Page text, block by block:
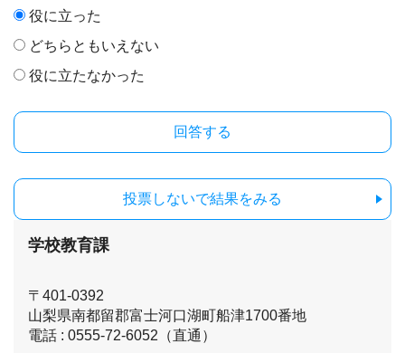
役に立った
どちらともいえない
役に立たなかった
投票しないで結果をみる
学校教育課
〒401-0392
山梨県南都留郡富士河口湖町船津1700番地
電話 : 0555-72-6052（直通）